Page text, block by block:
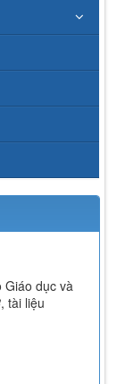
hỗ trợ
vụ trong
về đột phá
dục và
tài liệu
Cao